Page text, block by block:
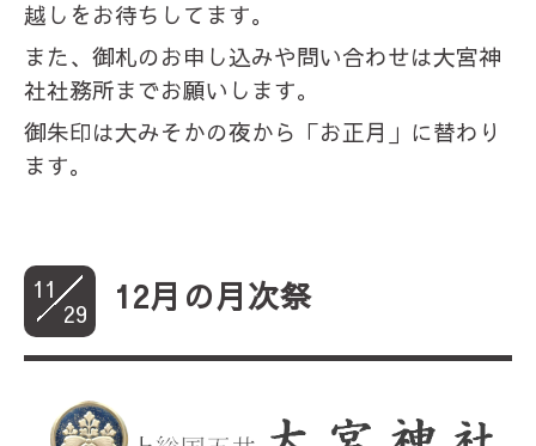
越しをお待ちしてます。
また、御札のお申し込みや問い合わせは大宮神
社社務所までお願いします。
御朱印は大みそかの夜から「お正月」に替わり
ます。
11
29
12月の月次祭